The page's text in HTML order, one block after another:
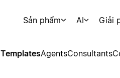
Sản phẩm AI Giải
TemplatesAgentsConsultants